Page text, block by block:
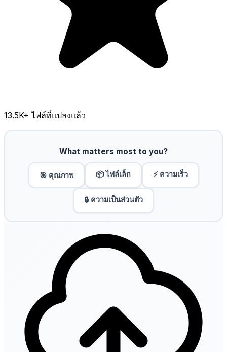
13.5K+ ไฟล์ที่แปลงแล้ว
What matters most to you?
🎯 คุณภาพ 📦 ไฟล์เล็ก ⚡ ความเร็ว
🔒 ความเป็นส่วนตัว